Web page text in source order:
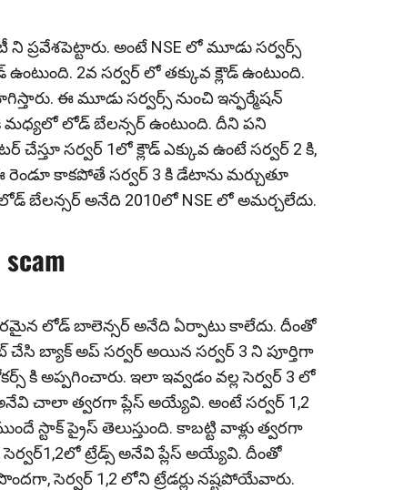
ప్రవేశపెట్టారు. అంటే NSE లో మూడు సర్వర్స్
2వ సర్వర్ లో తక్కువ క్లౌడ్ ఉంటుంది.
ఈ మూడు సర్వర్స్ నుంచి ఇన్ఫ‌ర్మేష‌న్
కి మధ్య‌లో లోడ్ బేలన్సర్ ఉంటుంది. దీని పని
సర్వర్ 1లో క్లౌడ్ ఎక్కువ ఉంటే సర్వర్ 2 కి,
రెండూ కాకపోతే సర్వర్ 3 కి డేటాను మర్చుతూ
లోడ్ బేలన్సర్ అనేది 2010లో NSE లో అమర్చలేదు.
లోడ్ బాలెన్స‌ర్ అనేది ఏర్పాటు కాలేదు. దీంతో
చేసి బ్యాక్ అప్ సర్వర్ అయిన సర్వర్ 3 ని పూర్తిగా
కి అప్ప‌గించారు. ఇలా ఇవ్వ‌డం వ‌ల్ల సెర్వ‌ర్ 3 లో
అనేవి చాలా త్వ‌ర‌గా ప్లేస్ అయ్యేవి. అంటే సర్వర్ 1,2
స్టాక్ ప్రైస్ తెలుస్తుంది. కాబ‌ట్టి వాళ్లు త్వ‌ర‌గా
ట్రేడ్స్ అనేవి ప్లేస్ అయ్యేవి. దీంతో
సెర్వ‌ర్ 1,2 లోని ట్రేడ‌ర్లు న‌ష్ట‌పోయేవారు.